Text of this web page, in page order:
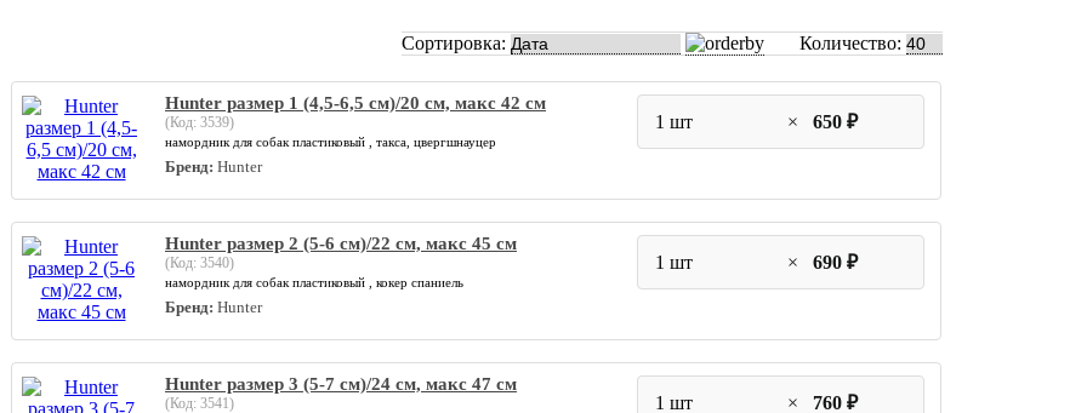
Сортировка: Количество:
Hunter размер 1 (4,5-6,5 см)/20 см, макс 42 см
(Код: 3539)
намордник для собак пластиковый , такса, цвергшнауцер
Бренд: Hunter
1 шт × 650 ₽
Hunter размер 2 (5-6 см)/22 см, макс 45 см
(Код: 3540)
намордник для собак пластиковый , кокер спаниель
Бренд: Hunter
1 шт × 690 ₽
Hunter размер 3 (5-7 см)/24 см, макс 47 см
(Код: 3541) 1 шт × 760 ₽